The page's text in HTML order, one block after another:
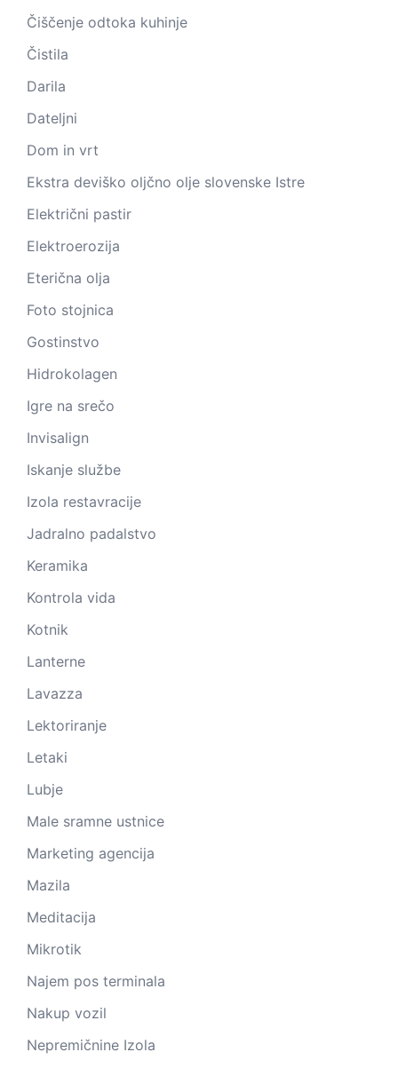
Čiščenje odtoka kuhinje
Čistila
Darila
Dateljni
Dom in vrt
Ekstra deviško oljčno olje slovenske Istre
Električni pastir
Elektroerozija
Eterična olja
Foto stojnica
Gostinstvo
Hidrokolagen
Igre na srečo
Invisalign
Iskanje službe
Izola restavracije
Jadralno padalstvo
Keramika
Kontrola vida
Kotnik
Lanterne
Lavazza
Lektoriranje
Letaki
Lubje
Male sramne ustnice
Marketing agencija
Mazila
Meditacija
Mikrotik
Najem pos terminala
Nakup vozil
Nepremičnine Izola